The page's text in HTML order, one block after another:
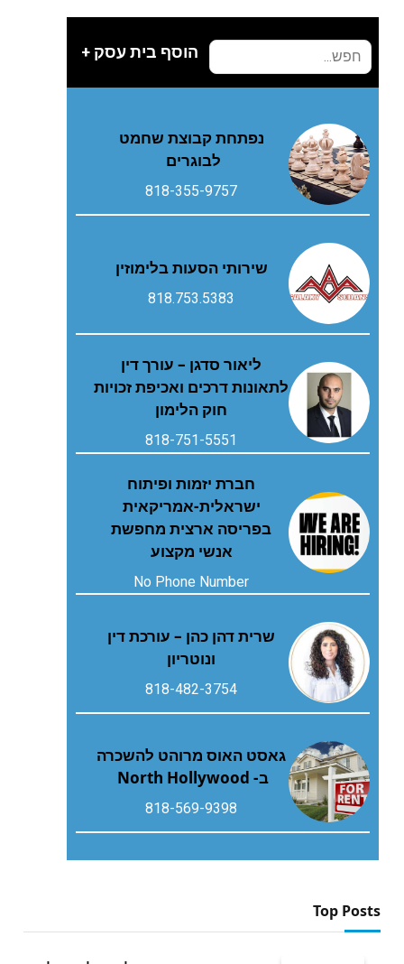
הוסף בית עסק +
נפתחת קבוצת שחמט
לבוגרים
818-355-9757
שירותי הסעות בלימוזין
818.753.5383
ליאור סדגן – עורך דין
לתאונות דרכים ואכיפת זכויות
חוק הלימון
818-751-5551
חברת יזמות ופיתוח
ישראלית-אמריקאית
בפריסה ארצית מחפשת
אנשי מקצוע
No Phone Number
שרית דהן כהן – עורכת דין
ונוטריון
818-482-3754
גאסט האוס מרוהט להשכרה
ב- North Hollywood
818-569-9398
Top Posts